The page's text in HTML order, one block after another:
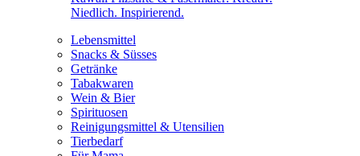
Niedlich. Inspirierend.
Lebensmittel
Snacks & Süsses
Getränke
Tabakwaren
Wein & Bier
Spirituosen
Reinigungsmittel & Utensilien
Tierbedarf